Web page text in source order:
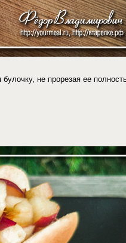
не прорезая ее